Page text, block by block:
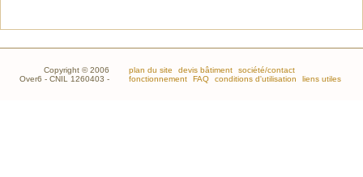
Copyright © 2006
Over6 - CNIL 1260403 -
plan du site devis bâtiment
société/contact
fonctionnement
FAQ conditions d'utilisation liens utiles